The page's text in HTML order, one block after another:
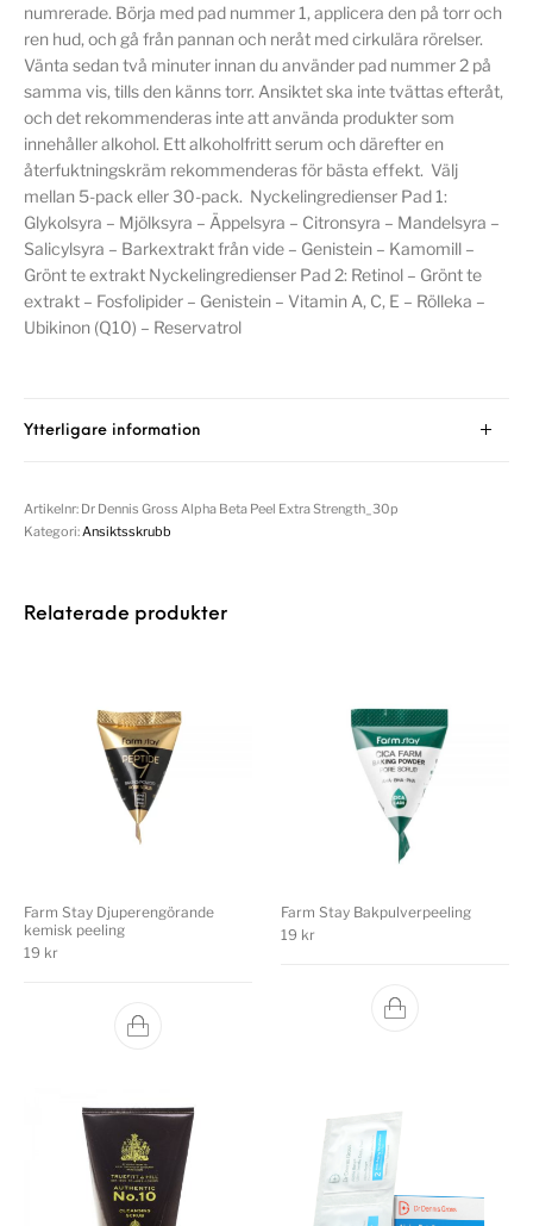
numrerade. Börja med pad nummer 1, applicera den på torr och
ren hud, och gå från pannan och neråt med cirkulära rörelser.
Vänta sedan två minuter innan du använder pad nummer 2 på
samma vis, tills den känns torr. Ansiktet ska inte tvättas efteråt,
och det rekommenderas inte att använda produkter som
innehåller alkohol. Ett alkoholfritt serum och därefter en
återfuktningskräm rekommenderas för bästa effekt. Välj
mellan 5-pack eller 30-pack. Nyckelingredienser Pad 1:
Glykolsyra – Mjölksyra – Äppelsyra – Citronsyra – Mandelsyra –
Salicylsyra – Barkextrakt från vide – Genistein – Kamomill –
Grönt te extrakt Nyckelingredienser Pad 2: Retinol – Grönt te
extrakt – Fosfolipider – Genistein – Vitamin A, C, E – Rölleka –
Ubikinon (Q10) – Reservatrol
Ytterligare information
Artikelnr: Dr Dennis Gross Alpha Beta Peel Extra Strength_30p
Kategori: Ansiktsskrubb
Relaterade produkter
Farm Stay Djuperengörande
kemisk peeling
19 kr
Farm Stay Bakpulverpeeling
19 kr